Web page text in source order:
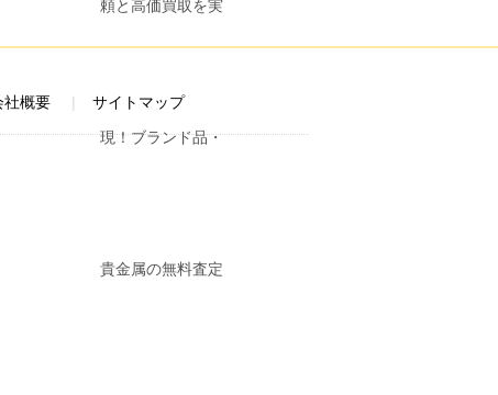
社概要 サイトマップ